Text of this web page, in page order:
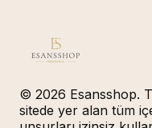
© 2026 Esansshop.
sitede yer alan tüm